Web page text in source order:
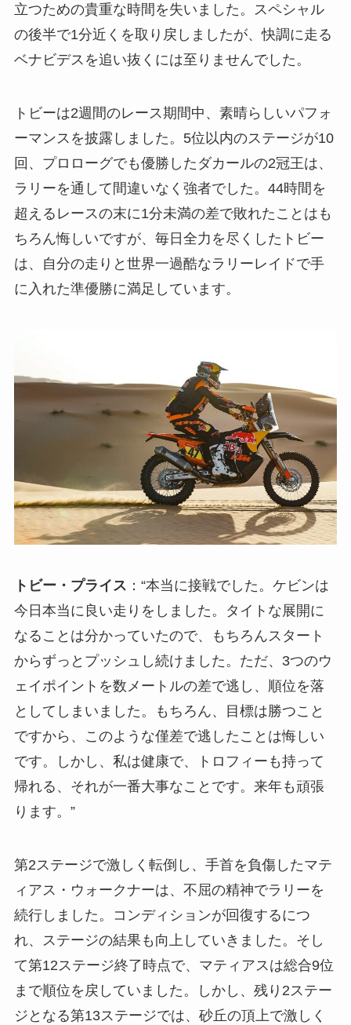
立つための貴重な時間を失いました。スペシャル
の後半で1分近くを取り戻しましたが、快調に走る
ベナビデスを追い抜くには至りませんでした。
トビーは2週間のレース期間中、素晴らしいパフォ
ーマンスを披露しました。5位以内のステージが10
回、プロローグでも優勝したダカールの2冠王は、
ラリーを通して間違いなく強者でした。44時間を
超えるレースの末に1分未満の差で敗れたことはも
ちろん悔しいですが、毎日全力を尽くしたトビー
は、自分の走りと世界一過酷なラリーレイドで手
に入れた準優勝に満足しています。
トビー・プライス ：“本当に接戦でした。ケビンは
今日本当に良い走りをしました。タイトな展開に
なることは分かっていたので、もちろんスタート
からずっとプッシュし続けました。ただ、3つのウ
ェイポイントを数メートルの差で逃し、順位を落
としてしまいました。もちろん、目標は勝つこと
ですから、このような僅差で逃したことは悔しい
です。しかし、私は健康で、トロフィーも持って
帰れる、それが一番大事なことです。来年も頑張
ります。”
第2ステージで激しく転倒し、手首を負傷したマテ
ィアス・ウォークナーは、不屈の精神でラリーを
続行しました。コンディションが回復するにつ
れ、ステージの結果も向上していきました。そし
て第12ステージ終了時点で、マティアスは総合9位
まで順位を戻していました。しかし、残り2ステー
ジとなる第13ステージでは、砂丘の頂上で激しく